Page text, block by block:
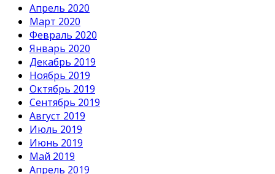
Апрель 2020
Март 2020
Февраль 2020
Январь 2020
Декабрь 2019
Ноябрь 2019
Октябрь 2019
Сентябрь 2019
Август 2019
Июль 2019
Июнь 2019
Май 2019
Апрель 2019